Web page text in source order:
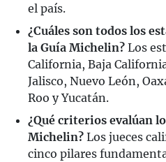
el país.
¿Cuáles son todos los
la Guía Michelin? Los
California, Baja
Jalisco, Nuevo León,
Roo y Yucatán.
¿Qué criterios evalúan
Michelin? Los jueces
cinco pilares